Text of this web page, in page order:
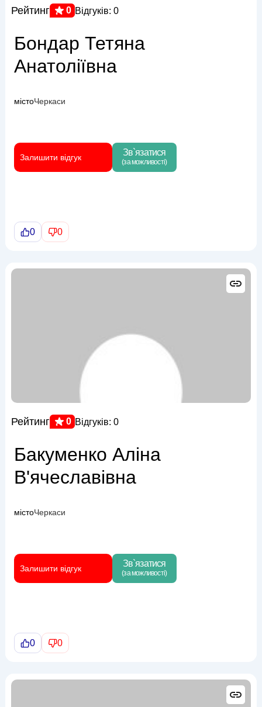
Рейтинг 0 Відгуків: 0
Бондар Тетяна
Анатоліївна
містоЧеркаси
Залишити відгук Зв`язатися
(за можливості)
0 0
Рейтинг 0 Відгуків: 0
Бакуменко Аліна
В'ячеславівна
містоЧеркаси
Залишити відгук Зв`язатися
(за можливості)
0 0